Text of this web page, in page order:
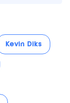
Kevin Diks